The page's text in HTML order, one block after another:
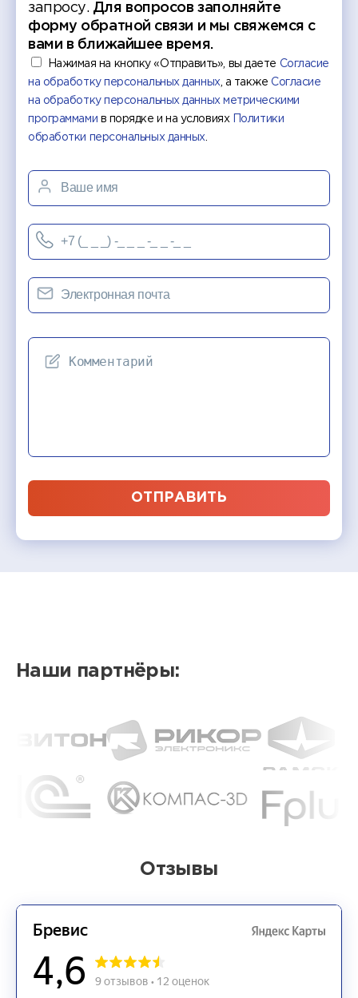
запросу. Для вопросов заполняйте
форму обратной связи и мы свяжемся с
вами в ближайшее время.
Нажимая на кнопку «Отправить», вы даете Согласие
на обработку персональных данных , а такжеСогласие
на обработку персональных данных метрическими
программами в порядке и на условиях
Политики
обработки персональных данных
ОТПРАВИТЬ
Наши партнёры:
Отзывы